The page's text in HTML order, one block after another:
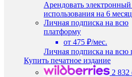
Арендовать
использования на 6
Личная подписка на всю
платформу
от 475 ₽/мес.
Личная подписка на всю
Купить печатное издание
2 832